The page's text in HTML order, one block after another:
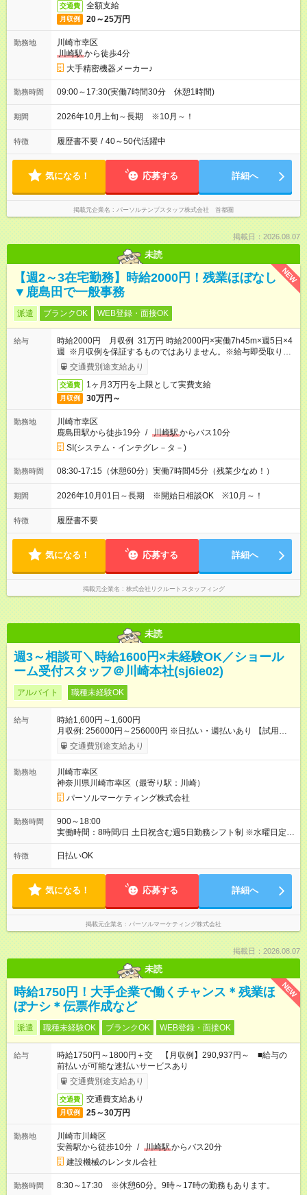
交通費 全額支給
月収例 20～25万円
勤務地
川崎市幸区
川崎駅から徒歩4分
大手精密機器メーカー♪
勤務時間 09:00～17:30(実働7時間30分 休憩1時間)
期間 2026年10月上旬～長期 ※10月～！
特徴 履歴書不要 / 40～50代活躍中
気になる！ 応募する 詳細へ
掲載元企業名 パーソルテンプスタッフ株式会社 首都圏
掲載日：2026.08.07
未読
NEW
【週2～3在宅勤務】時給2000円！残業ほぼなし
▼鹿島田で一般事務
派遣 ブランクOK WEB登録・面接OK
給与
時給2000円 月収例 31万円 時給2000円×実働7h45m×週5日×4
週 ※月収例を保証するものではありません。※給与即受取りサ
ービス利用可（利用条件有）
交通費別途支給あり
交通費 1ヶ月3万円を上限として実費支給
月収例 30万円～
勤務地
川崎市幸区
鹿島田駅から徒歩19分 / 川崎駅からバス10分
SI(システム・インテグレ－タ－)
勤務時間 08:30-17:15（休憩60分）実働7時間45分（残業少なめ！）
期間 2026年10月01日～長期 ※開始日相談OK ※10月～！
特徴 履歴書不要
気になる！ 応募する 詳細へ
掲載元企業名 株式会社リクルートスタッフィング
未読
週3～相談可＼時給1600円×未経験OK／ショール
ーム受付スタッフ＠川崎本社(sj6ie02)
アルバイト 職種未経験OK
給与
時給1,600円～1,600円
月収例: 256000円～256000円 ※日払い・週払いあり 【試用期
間】試用期間なし
交通費別途支給あり
勤務地
川崎市幸区
神奈川県川崎市幸区（最寄り駅：川崎）
パーソルマーケティング株式会社
勤務時間
900～18:00
実働時間：8時間/日 土日祝含む週5日勤務シフト制 ※水曜日定
休 ※週3日勤務相談可
特徴 日払いOK
気になる！ 応募する 詳細へ
掲載元企業名 パーソルマーケティング株式会社
掲載日：2026.08.07
未読
NEW
時給1750円！大手企業で働くチャンス＊残業ほ
ぼナシ＊伝票作成など
派遣 職種未経験OK ブランクOK WEB登録・面接OK
給与
時給1750円～1800円＋交 【月収例】290,937円～ ■給与の
前払いが可能な速払いサービスあり
交通費別途支給あり
交通費 交通費支給あり
月収例 25～30万円
勤務地
川崎市川崎区
安善駅から徒歩10分 / 川崎駅からバス20分
建設機械のレンタル会社
勤務時間 8:30～17:30 ※休憩60分。9時～17時の勤務もあります。